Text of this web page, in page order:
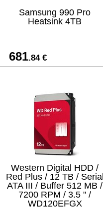
Samsung 990 Pro
Heatsink 4TB
681.84 €
Western Digital HDD /
Red Plus / 12 TB / Serial
ATA III / Buffer 512 MB /
7200 RPM / 3.5 " /
WD120EFGX